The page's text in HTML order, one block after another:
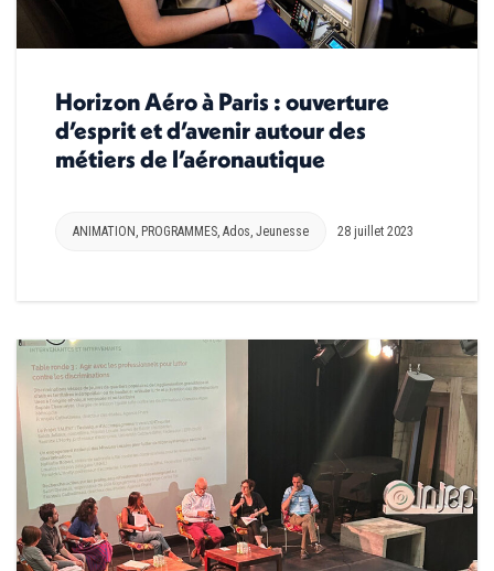
Horizon Aéro à Paris : ouverture
d’esprit et d’avenir autour des
métiers de l’aéronautique
ANIMATION PROGRAMMES Ados Jeunesse 28 juillet 2023